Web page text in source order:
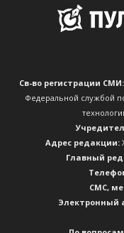
Св-во регистрации СМИ:
Федеральной службой
Адрес редакции:
Главный
CМС,
Электронный